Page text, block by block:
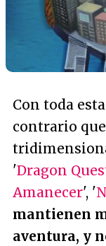
Con toda
contrario
'Dragon
Amanecer', '
mantienen
aventura, y